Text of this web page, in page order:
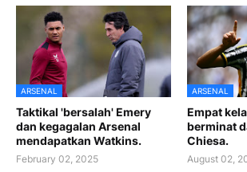
ARSENAL
Taktikal 'bersalah' Emery
dan kegagalan Arsenal
mendapatkan Watkins.
February 02, 2025
ARSENAL
Empat
berminat
Chiesa.
August 02,